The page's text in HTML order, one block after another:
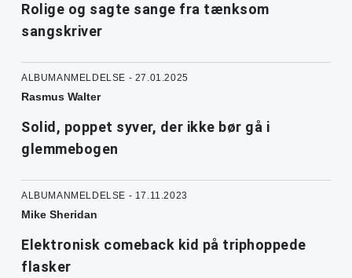
Rolige og sagte sange fra tænksom
sangskriver
ALBUMANMELDELSE - 27.01.2025
Rasmus Walter
Solid, poppet syver, der ikke bør gå i
glemmebogen
ALBUMANMELDELSE - 17.11.2023
Mike Sheridan
Elektronisk comeback kid på triphoppede
flasker